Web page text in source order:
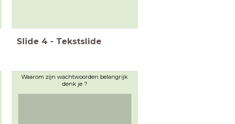
Slide 4 - Tekstslide
Waarom zijn wachtwoorden belangrijk
denk je ?